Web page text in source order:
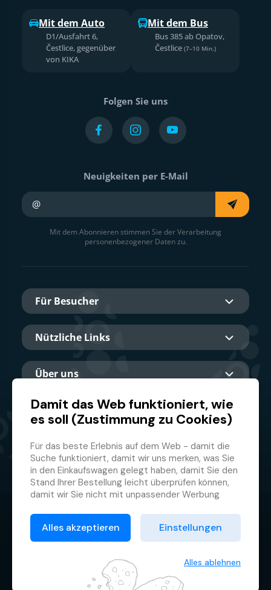
Mit dem Auto
D1/Ausfahrt 6,
Čestlice, gegenüber
von KIKA
Mit dem Bus
Bus 385 ab Opatov,
Čestlice (7–10 Min.)
Folgen Sie uns
Neuigkeiten per E-Mail
Mit dem Abonnieren stimmen Sie der Verarbeitung
personenbezogener Daten zu.
Für Besucher
Nützliche Links
Über uns
Hauptpartner
© 2026 GMF Aquapark Prague, a.s.
Datenschutzrichtlinie
Allgemeine Geschäftsbedingungen
Cookie-Verwaltung
Damit das Web funktioniert, wie
es soll (Zustimmung zu Cookies)
Für das beste Erlebnis auf dem Web - damit die
Suche funktioniert, damit wir uns merken, was Sie
in den Einkaufswagen gelegt haben, damit Sie den
Stand Ihrer Bestellung leicht überprüfen können,
damit wir Sie nicht mit unpassender Werbung
anmelden müssen.
Deswegen brauchen wir von Ihnen Ihre
kleiner Textdateien, die zeitweilig auf Ihrem
Browser gespeichert werden. Wir danken Ihnen,
dass Sie uns Ihre Zustimmung erteilen und uns so
Alles akzeptieren Einstellungen
Alles ablehnen